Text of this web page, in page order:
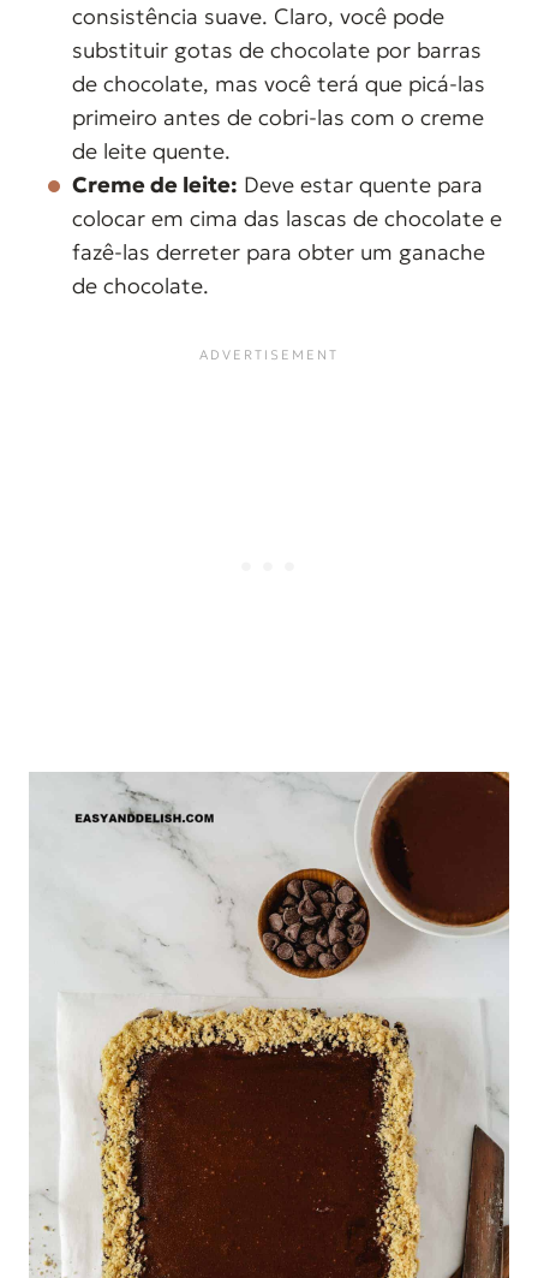
consistência suave. Claro, você pode
substituir gotas de chocolate por barras
de chocolate, mas você terá que picá-las
primeiro antes de cobri-las com o creme
de leite quente.
Creme de leite: Deve estar quente para
colocar em cima das lascas de chocolate e
fazê-las derreter para obter um ganache
de chocolate.